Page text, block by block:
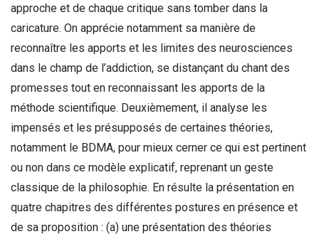
approche et de chaque critique sans tomber dans la
caricature. On apprécie notamment sa manière de
reconnaître les apports et les limites des neurosciences
dans le champ de l’addiction, se distançant du chant des
promesses tout en reconnaissant les apports de la
méthode scientifique. Deuxièmement, il analyse les
impensés et les présupposés de certaines théories,
notamment le BDMA, pour mieux cerner ce qui est pertinent
ou non dans ce modèle explicatif, reprenant un geste
classique de la philosophie. En résulte la présentation en
quatre chapitres des différentes postures en présence et
de sa proposition : (a) une présentation des théories